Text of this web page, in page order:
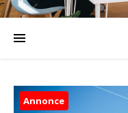
Annonce